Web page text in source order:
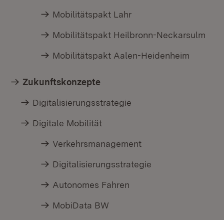
Mobilitätspakt Lahr
Mobilitätspakt Heilbronn-Neckarsulm
Mobilitätspakt Aalen-Heidenheim
Zukunftskonzepte
Digitalisierungsstrategie
Digitale Mobilität
Verkehrsmanagement
Digitalisierungsstrategie
Autonomes Fahren
MobiData BW